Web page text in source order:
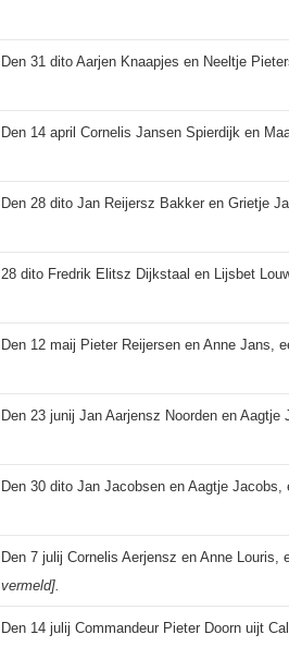
Den 31 dito Aarjen Knaapjes en Neeltje
Den 14 april Cornelis Jansen Spierdijk en
Den 28 dito Jan Reijersz Bakker en Grietje
28 dito Fredrik Elitsz Dijkstaal en Lijsbet
Den 12 maij Pieter Reijersen en Anne Jans,
Den 23 junij Jan Aarjensz Noorden en
Den 30 dito Jan Jacobsen en Aagtje Jacobs,
Den 7 julij Cornelis Aerjensz en Anne Louris,
vermeld].
Den 14 julij Commandeur Pieter Doorn uijt